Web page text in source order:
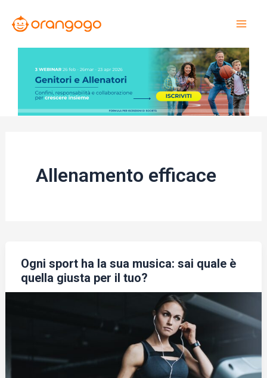
Allenamento efficace
Ogni sport ha la sua musica: sai quale è
quella giusta per il tuo?